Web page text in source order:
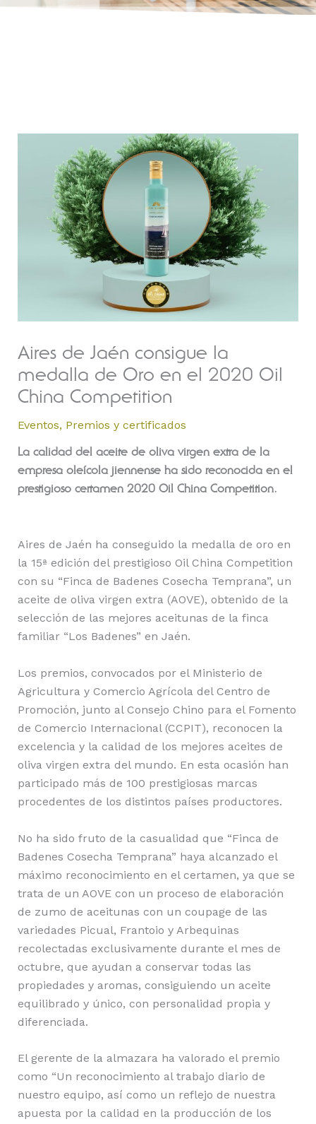
Aires de Jaén consigue la
medalla de Oro en el 2020 Oil
China Competition
Eventos, Premios y certificados
La calidad del aceite de oliva virgen extra de la
empresa oleícola jiennense ha sido reconocida en el
prestigioso certamen 2020 Oil China Competition.
Aires de Jaén ha conseguido la medalla de oro en
la 15ª edición del prestigioso Oil China Competition
con su “Finca de Badenes Cosecha Temprana”, un
aceite de oliva virgen extra (AOVE), obtenido de la
selección de las mejores aceitunas de la finca
familiar “Los Badenes” en Jaén.
Los premios, convocados por el Ministerio de
Agricultura y Comercio Agrícola del Centro de
Promoción, junto al Consejo Chino para el Fomento
de Comercio Internacional (CCPIT), reconocen la
excelencia y la calidad de los mejores aceites de
oliva virgen extra del mundo. En esta ocasión han
participado más de 100 prestigiosas marcas
procedentes de los distintos países productores.
No ha sido fruto de la casualidad que “Finca de
Badenes Cosecha Temprana” haya alcanzado el
máximo reconocimiento en el certamen, ya que se
trata de un AOVE con un proceso de elaboración
de zumo de aceitunas con un coupage de las
variedades Picual, Frantoio y Arbequinas
recolectadas exclusivamente durante el mes de
octubre, que ayudan a conservar todas las
propiedades y aromas, consiguiendo un aceite
equilibrado y único, con personalidad propia y
diferenciada.
El gerente de la almazara ha valorado el premio
como “Un reconocimiento al trabajo diario de
nuestro equipo, así como un reflejo de nuestra
apuesta por la calidad en la producción de los